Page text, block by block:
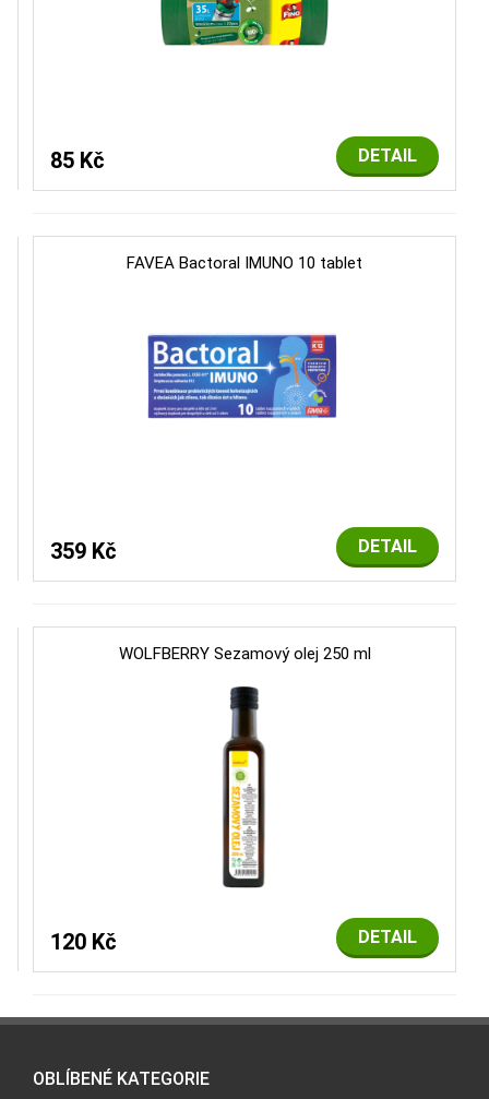
DETAIL
85 Kč
FAVEA Bactoral IMUNO 10 tablet
DETAIL
359 Kč
WOLFBERRY Sezamový olej 250 ml
DETAIL
120 Kč
OBLÍBENÉ KATEGORIE